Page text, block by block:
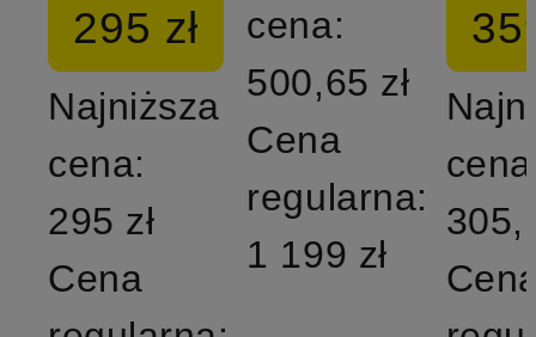
295 zł
Najniższa
cena:
295 zł
Cena
cena:
500,65 zł
Cena
regularna:
1 199 zł